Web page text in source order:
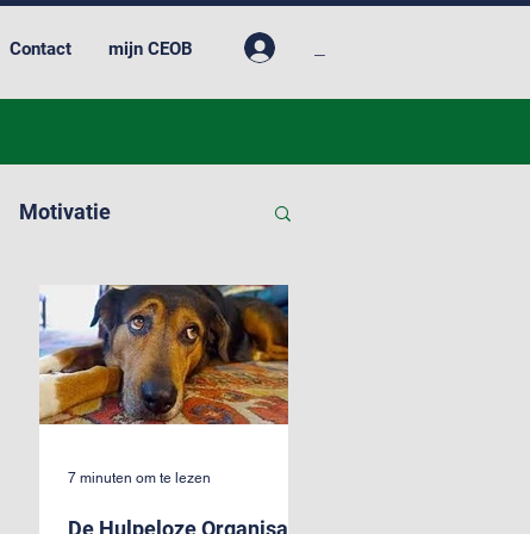
Contact mijn CEOB
Motivatie
De Hulpeloze Organisatie
7 minuten om te lezen